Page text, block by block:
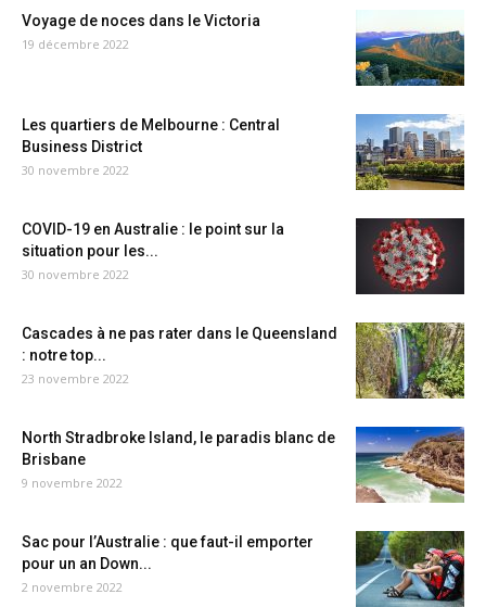
Voyage de noces dans le Victoria
19 décembre 2022
Les quartiers de Melbourne : Central
Business District
30 novembre 2022
COVID-19 en Australie : le point sur la
situation pour les...
30 novembre 2022
Cascades à ne pas rater dans le Queensland
: notre top...
23 novembre 2022
North Stradbroke Island, le paradis blanc de
Brisbane
9 novembre 2022
Sac pour l’Australie : que faut-il emporter
pour un an Down...
2 novembre 2022